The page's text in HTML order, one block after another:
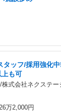
タッフ/採用強化
も可
式会社ネクステー
万2,000円